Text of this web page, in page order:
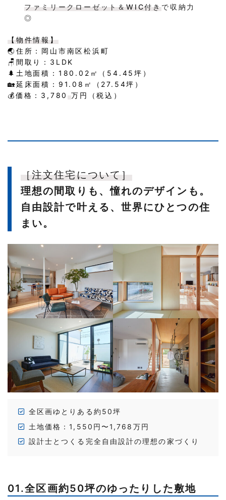
ファミリークローゼット＆WIC付きで収納力
◎
【物件情報】
🌏住所：岡山市南区松浜町
🪑間取り：3LDK
🌲土地面積：180.02㎡（54.45坪）
🏡延床面積：91.08㎡（27.54坪）
💰価格：3,780 万円（税込）
［注文住宅について］
理想の間取りも、憧れのデザインも。
自由設計で叶える、世界にひとつの住
まい。
全区画ゆとりある約50坪
土地価格：1,550円〜1,768万円
設計士とつくる完全自由設計の理想の家づくり
01.全区画約50坪のゆったりした敷地